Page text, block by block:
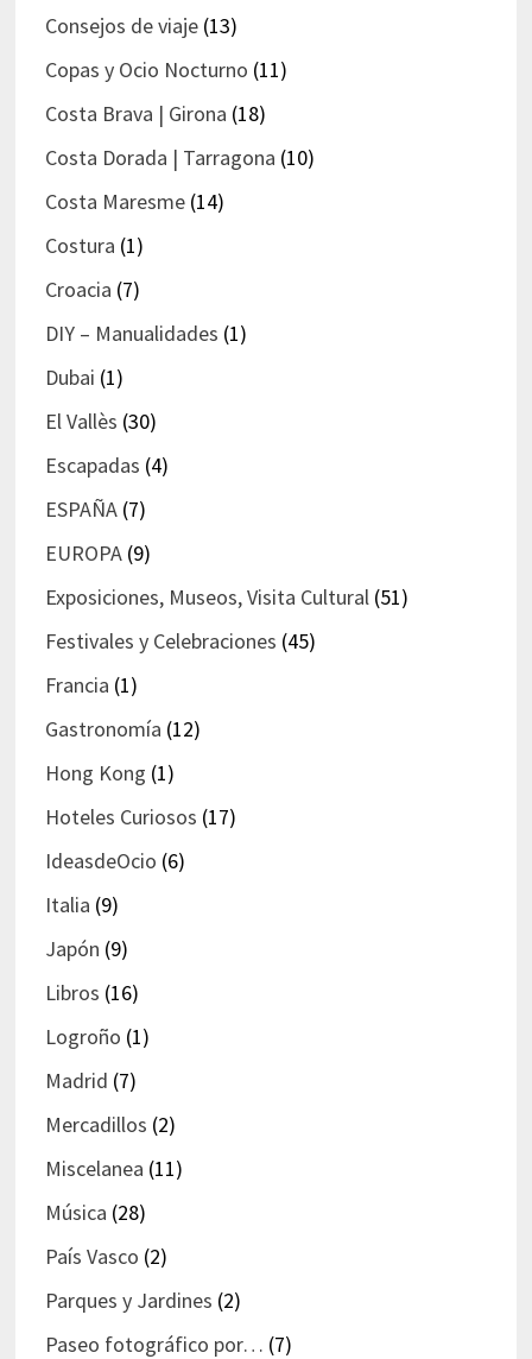
Consejos de viaje(13)
Copas y Ocio Nocturno (11)
Costa Brava | Girona (18)
Costa Dorada | Tarragona (10)
Costa Maresme(14)
Costura (1)
Croacia (7)
DIY – Manualidades (1)
Dubai (1)
El Vallès (30)
Escapadas (4)
ESPAÑA(7)
EUROPA(9)
Exposiciones, Museos, Visita Cultural(51)
Festivales y Celebraciones (45)
Francia (1)
Gastronomía (12)
Hong Kong (1)
Hoteles Curiosos (17)
IdeasdeOcio (6)
Italia (9)
Japón (9)
Libros (16)
Logroño (1)
Madrid (7)
Mercadillos (2)
Miscelanea (11)
Música (28)
País Vasco (2)
Parques y Jardines (2)
Paseo fotográfico por… (7)